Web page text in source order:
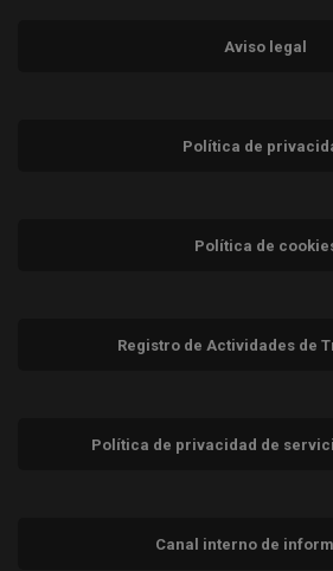
Aviso legal
Política de
Política de
Registro de Actividades de
Política de privacidad de
Canal interno de